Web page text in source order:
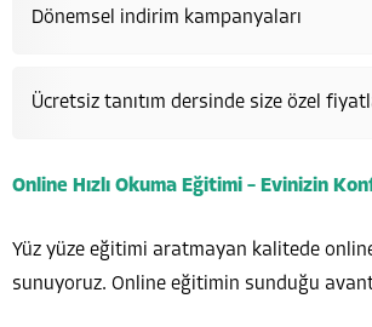
Dönemsel indirim kampanyaları
Ücretsiz tanıtım dersinde size özel
Online Hızlı Okuma Eğitimi – Evinizin
Yüz yüze eğitimi aratmayan kalitede
sunuyoruz. Online eğitimin sunduğu